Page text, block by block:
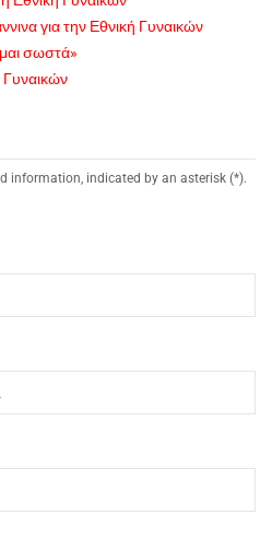
για την Εθνική Γυναικών
σωστά»
information, indicated by an asterisk (*).